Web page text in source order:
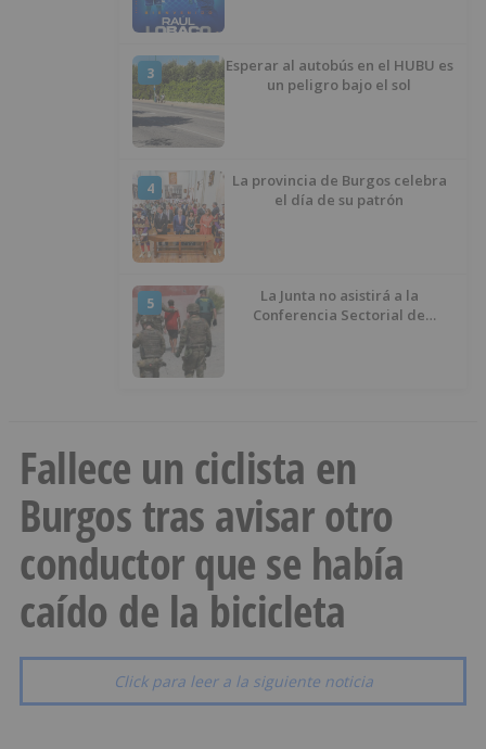
3
Esperar al autobús en el HUBU es
un peligro bajo el sol
4
La provincia de Burgos celebra
el día de su patrón
5
La Junta no asistirá a la
Conferencia Sectorial de
Fallece un ciclista en
Burgos tras avisar otro
conductor que se había
caído de la bicicleta
Click para leer a la siguiente noticia